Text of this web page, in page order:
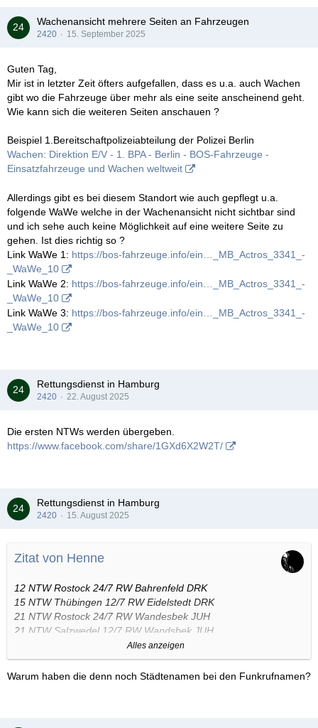
Wachenansicht mehrere Seiten an Fahrzeugen
2420 15. September 2025
Guten Tag,
Mir ist in letzter Zeit öfters aufgefallen, dass es u.a. auch Wachen
gibt wo die Fahrzeuge über mehr als eine seite anscheinend geht.
Wie kann sich die weiteren Seiten anschauen ?
Beispiel 1.Bereitschaftpolizeiabteilung der Polizei Berlin
Wachen: Direktion E/V - 1. BPA - Berlin - BOS-Fahrzeuge -
Einsatzfahrzeuge und Wachen weltweit
Allerdings gibt es bei diesem Standort wie auch gepflegt u.a.
folgende WaWe welche in der Wachenansicht nicht sichtbar sind
und ich sehe auch keine Möglichkeit auf eine weitere Seite zu
gehen. Ist dies richtig so ?
Link WaWe 1: https://bos-fahrzeuge.info/ein…_MB_Actros_3341_-
_WaWe_10
Link WaWe 2: https://bos-fahrzeuge.info/ein…_MB_Actros_3341_-
_WaWe_10
Link WaWe 3: https://bos-fahrzeuge.info/ein…_MB_Actros_3341_-
_WaWe_10
Rettungsdienst in Hamburg
2420 22. August 2025
Die ersten NTWs werden übergeben.
https://www.facebook.com/share/1GXd6X2W2T/
Rettungsdienst in Hamburg
2420 15. August 2025
Zitat von Henne
12 NTW Rostock 24/7 RW Bahrenfeld DRK
15 NTW Thübingen 12/7 RW Eidelstedt DRK
21 NTW Rostock 24/7 RW Wandesbek JUH
21 NTW Salzwedel 12/7 RW Wandsbek JUH
36 NTW Gosslar 24/7 RW Hausbruch DRK
36 NTW Hamburg 12/7 RW Hausbruch DRK
Alles anzeigen
Warum haben die denn noch Städtenamen bei den Funkrufnamen?